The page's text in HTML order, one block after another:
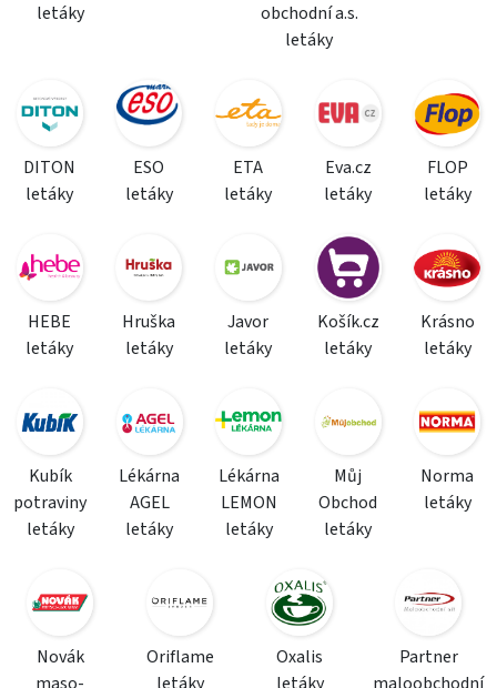
letáky
obchodní a.s.
letáky
DITON
letáky
ESO
letáky
ETA
letáky
Eva.cz
letáky
FLOP
letáky
HEBE
letáky
Hruška
letáky
Javor
letáky
Košík.cz
letáky
Krásno
letáky
Kubík
potraviny
letáky
Lékárna
AGEL
letáky
Lékárna
LEMON
letáky
Můj
Obchod
letáky
Norma
letáky
Novák
Oriflame
Oxalis
Partner